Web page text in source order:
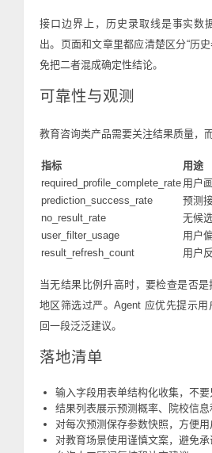
接口边界上，历史录取线是事实数
出。页面和文章里都应清楚区分“历史
免把二者混成确定性结论。
可靠性与观测
教育咨询类产品需要关注结果质量，
指标
用途
required_profile_complete_rate 用户
prediction_success_rate
预测
no_result_rate
无候
user_filter_usage
用户
result_refresh_count
用户
当无结果比例升高时，要检查是否
地区筛选过严。Agent 应优先提示
回一段泛泛建议。
落地清单
输入字段用表单结构化收集，不要
结果列表展示预测概率、院校信息
对每次预测保存参数快照，方便用
对教育场景使用谨慎文案，避免承